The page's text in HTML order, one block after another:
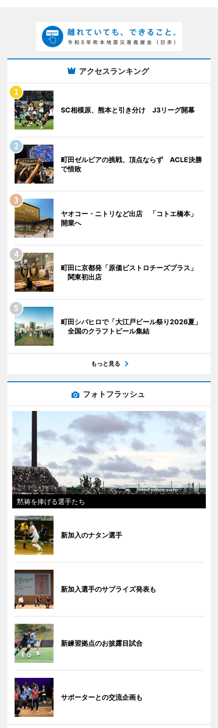
アクセスランキング
SC相模原、熊本と引き分け J3リーグ開幕
町田ゼルビアの挑戦、頂点ならず ACLE決勝
で惜敗
ヤオコー・ニトリなど出店 「コトエ橋本」
開業へ
町田に京都発「原価ビストロチーズプラス」
関東初出店
町田シバヒロで「大江戸ビール祭り2026夏」
全国のクラフトビール集結
もっと見る
フォトフラッシュ
黙祷を捧げる選手たち
新加入のナタン選手
新加入選手のサプライズ発表も
新練習拠点のお披露目試合
サポーターとの交流企画も